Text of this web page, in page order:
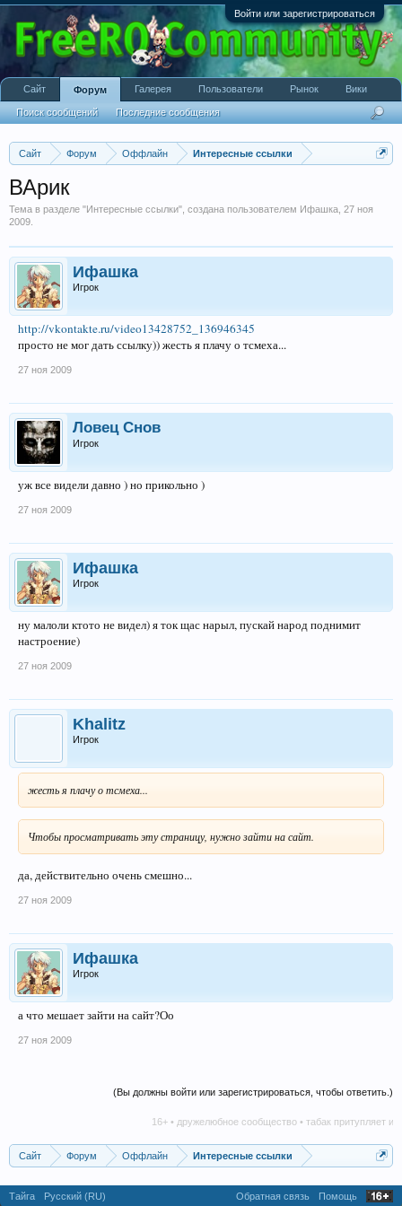
Войти или зарегистрироваться
Сайт Форум Оффлайн Интересные ссылки
ВАрик
Тема в разделе "Интересные ссылки", создана пользователем Ифашка 27 ноя
2009
Ифашка
Игрок
http://vkontakte.ru/video13428752_136946345
просто не мог дать ссылку)) жесть я плачу о тсмеха...
27 ноя 2009
Ловец Снов
Игрок
уж все видели давно ) но прикольно )
27 ноя 2009
Ифашка
Игрок
ну малоли ктото не видел) я ток щас нарыл, пускай народ поднимит
настроение)
27 ноя 2009
Khalitz
Игрок
жесть я плачу о тсмеха...
Чтобы просматривать эту страницу, нужно зайти на сайт.
да, действительно очень смешно...
27 ноя 2009
Ифашка
Игрок
а что мешает зайти на сайт?Оо
27 ноя 2009
(Вы должны войти или зарегистрироваться, чтобы ответить.)
16+ • дружелюбное сообщество • табак притупляет
Сайт Форум Оффлайн Интересные ссылки
Сайт Форум
Поиск сообщений Последние сообщения
Галерея Пользователи Рынок Вики
Тайга Русский (RU) Обратная связь Помощь